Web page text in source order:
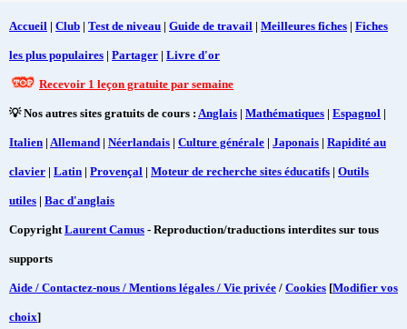
Accueil | Club | Test de niveau | Guide de travail | Meilleures fiches | Fiches
les plus populaires | Partager | Livre d'or
Recevoir 1 leçon gratuite par semaine
💡 Nos autres sites gratuits de cours : Anglais | Mathématiques | Espagnol |
Italien | Allemand | Néerlandais | Culture générale | Japonais | Rapidité au
clavier | Latin | Provençal | Moteur de recherche sites éducatifs | Outils
utiles | Bac d'anglais
CopyrightLaurent Camus - Reproduction/traductions interdites sur tous
supports
Aide / Contactez-nous / Mentions légales / Vie privée / Cookies [Modifier vos
choix]